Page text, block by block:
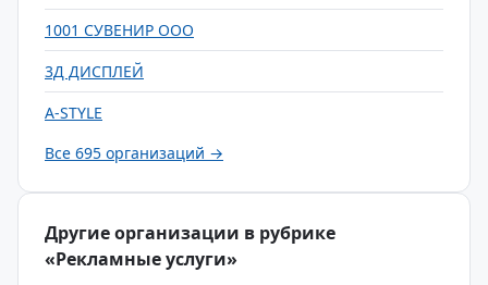
1001 СУВЕНИР ООО
3Д ДИСПЛЕЙ
A-STYLE
Все 695 организаций →
Другие организации в рубрике
«Рекламные услуги»